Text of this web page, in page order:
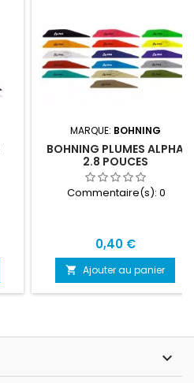
MARQUE: BOHNING
BOHNING PLUMES ALPHA
2.8 POUCES
Commentaire(s): 0
Prix
0,40 €
 Ajouter au panier
